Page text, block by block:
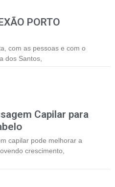
PORTO
com as pessoas e com o
dos Santos,
Capilar para
capilar pode melhorar a
crescimento,